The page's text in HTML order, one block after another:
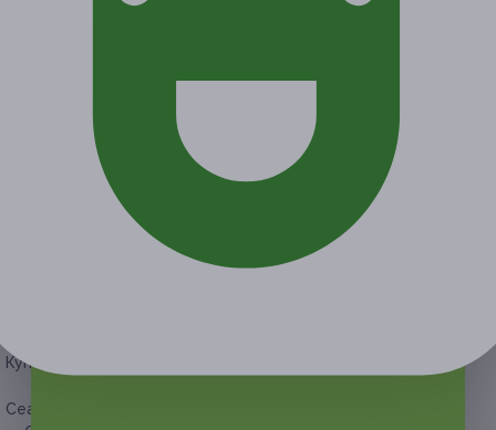
Адреса Вопросы
Срок действия купонов:
с 06.03.2021 до 06.06.2021
(включительно).
Вы можете предъявить купон в электронном или
распечатанном виде.
Один человек может купить неограниченное количество
Купон действует на следующие виды услуг:
Сеансы LPG-массажа (30 минут):